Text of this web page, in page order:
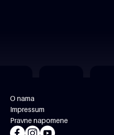
O nama
Impressum
Pravne napomene